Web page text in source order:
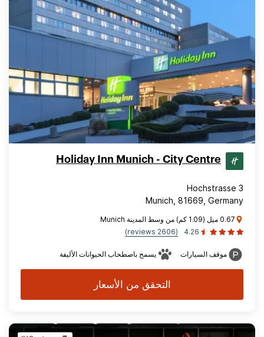
Holiday Inn Munich - City Centre
Hochstrasse 3
Munich, 81669, Germany
0.67 ميل (1.09 كم) من وسط المدينة Munich
4.26
(2606 reviews)
موقف السيارات يسمح باصطحاب الحيوانات الأليفة
التحقق من الأسعار